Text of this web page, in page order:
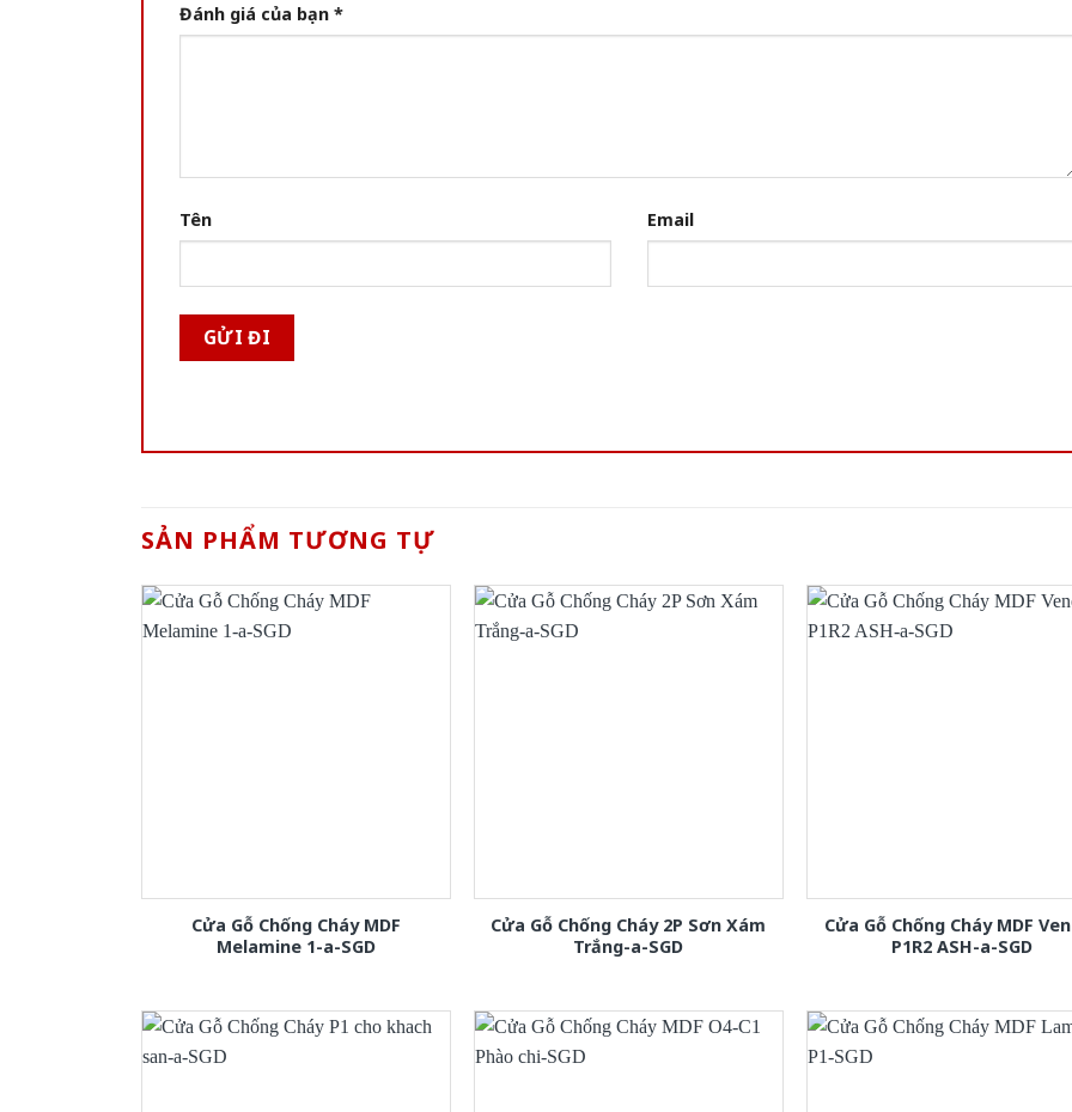
Đánh giá của bạn *
Tên Email
SẢN PHẨM TƯƠNG TỰ
Cửa Gỗ Chống Cháy MDF
Melamine 1-a-SGD
Cửa Gỗ Chống Cháy 2P Sơn Xám
Trắng-a-SGD
Cửa Gỗ Chống Cháy MDF
P1R2 ASH-a-SGD